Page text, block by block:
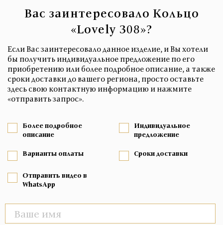
Вас заинтересовало Кольцо
«Lovely 308»?
Если Вас заинтересовало данное изделие, и Вы хотели
бы получить индивидуальное предложение по его
приобретению или более подробное описание, а также
сроки доставки до вашего региона, просто оставьте
здесь свою контактную информацию и нажмите
«отправить запрос».
Более подробное
описание
Индивидуальное
предложение
Варианты оплаты Сроки доставки
Отправить видео в
WhatsApp